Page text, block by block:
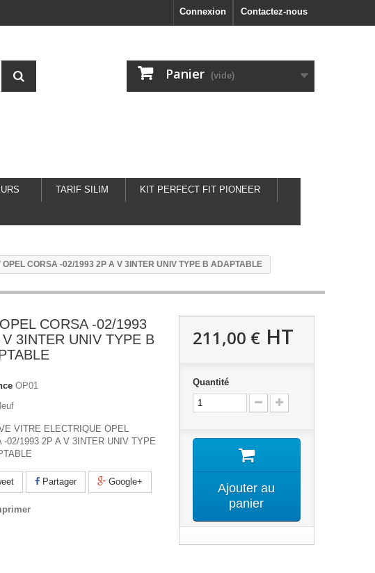
Contactez-nous
Connexion
Panier (vide)
TARIF SILIM KIT PERFECT FIT PIONEER
OPEL CORSA -02/1993 2P A V 3INTER UNIV TYPE B ADAPTABLE
CORSA -02/1993
V 3INTER UNIV TYPE B
OP01
VITRE ELECTRIQUE OPEL
-02/1993 2P A V 3INTER UNIV TYPE
Partager Google+
211,00 €HT
Quantité
Ajouter au
panier